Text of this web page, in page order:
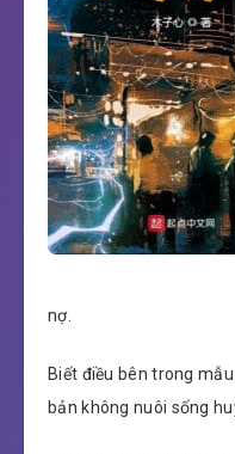
nợ.
Biết điều bên trong
bản không nuôi sống